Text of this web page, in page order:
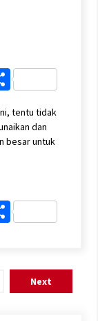
Share
tentu tidak
dan
besar untuk
Share
Next